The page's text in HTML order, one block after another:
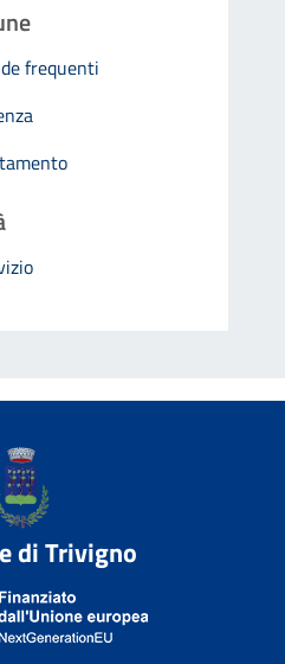
frequenti
di Trivigno